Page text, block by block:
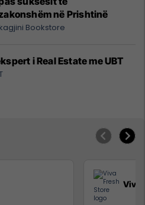
në Prishtinë
Bookstore
i Real Estate me UBT
Viva